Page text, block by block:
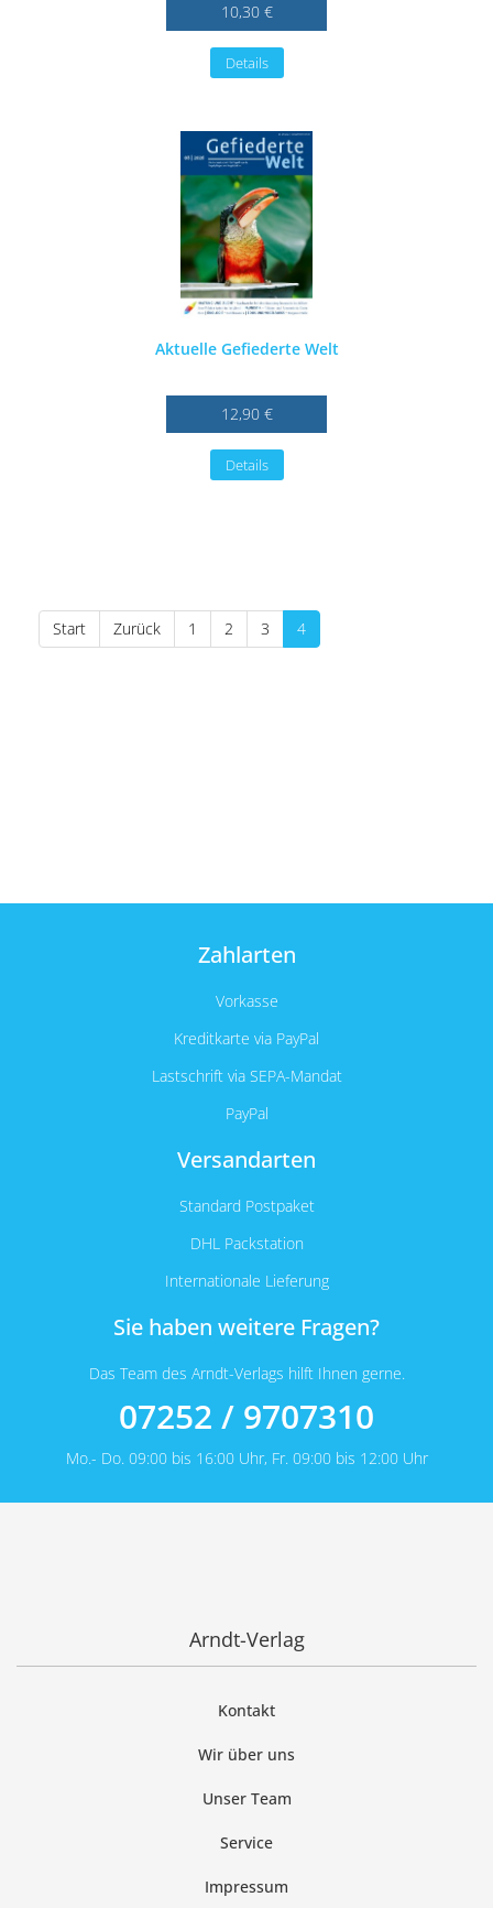
10,30 €
Details
Aktuelle Gefiederte Welt
12,90 €
Details
Start Zurück 1 2 3 4
Zahlarten
Vorkasse
Kreditkarte via PayPal
Lastschrift via SEPA-Mandat
PayPal
Versandarten
Standard Postpaket
DHL Packstation
Internationale Lieferung
Sie haben weitere Fragen?
Das Team des Arndt-Verlags hilft Ihnen gerne.
07252 / 9707310
Mo.- Do. 09:00 bis 16:00 Uhr, Fr. 09:00 bis 12:00 Uhr
Arndt-Verlag
Kontakt
Wir über uns
Unser Team
Service
Impressum